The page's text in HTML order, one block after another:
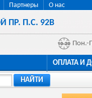
Партнеры
О нас
ПР. П.С. 92В
Пон.-
ОПЛАТА И
НАЙТИ